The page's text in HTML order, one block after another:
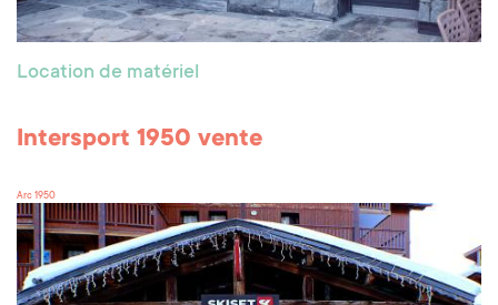
Location de matériel
Intersport 1950 vente
Arc 1950